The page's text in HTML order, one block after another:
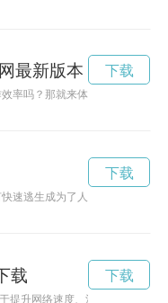
最新版本
率吗？那就来体验雷霆加速
下载
速逃生成为了人们关注的焦点
下载
载
提升网络速度、消除游戏卡顿
下载